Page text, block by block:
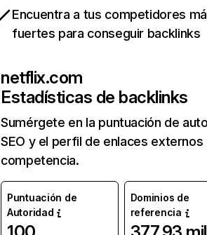
Encuentra a tus competidores
fuertes para conseguir backlinks
netflix.com
Estadísticas de backlinks
Sumérgete en la puntuación de
SEO y el perfil de enlaces externos
competencia.
Puntuación de
Autoridad
Dominios de
referencia